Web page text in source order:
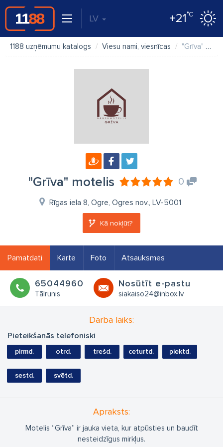
LV +21°C
1188 uzņēmumu katalogs Viesu nami, viesnīcas "Grīva" motelis
"Grīva" motelis 0
Rīgas iela 8, Ogre, Ogres nov., LV-5001
Kā nokļūt?
Pamatdati Karte Foto Atsauksmes
65044960
Tālrunis
Nosūtīt e-pastu
siakaiso24@inbox.lv
Darba laiks:
Pieteikšanās telefoniski
pirmd. otrd. trešd. ceturtd. piektd.
sestd. svētd.
Apraksts:
Motelis “Grīva” ir jauka vieta, kur atpūsties un baudīt
nesteidzīgus mirkļus.